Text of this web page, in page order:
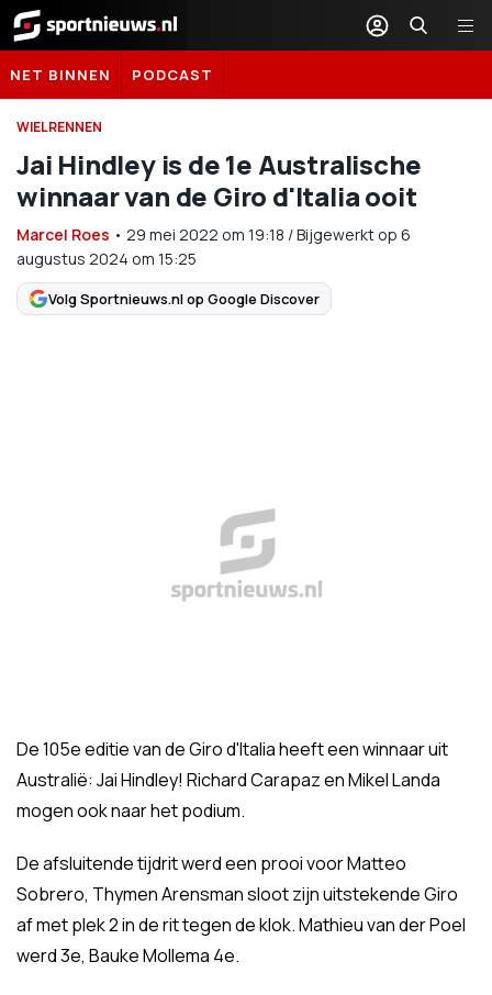
Sportnieuws.nl
NET BINNEN PODCAST
WIELRENNEN
Jai Hindley is de 1e Australische
winnaar van de Giro d'Italia ooit
Marcel Roes • 29 mei 2022 om 19:18 /Bijgewerkt op 6
augustus 2024 om 15:25
Volg Sportnieuws.nl op Google Discover
De 105e editie van de Giro d'Italia heeft een winnaar uit
Australië: Jai Hindley! Richard Carapaz en Mikel Landa
mogen ook naar het podium.
De afsluitende tijdrit werd een prooi voor Matteo
Sobrero, Thymen Arensman sloot zijn uitstekende Giro
af met plek 2 in de rit tegen de klok. Mathieu van der Poel
werd 3e, Bauke Mollema 4e.